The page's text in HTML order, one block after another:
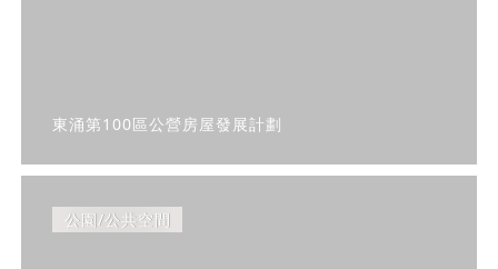
東涌第100區公營房屋發展計劃
公園/公共空間